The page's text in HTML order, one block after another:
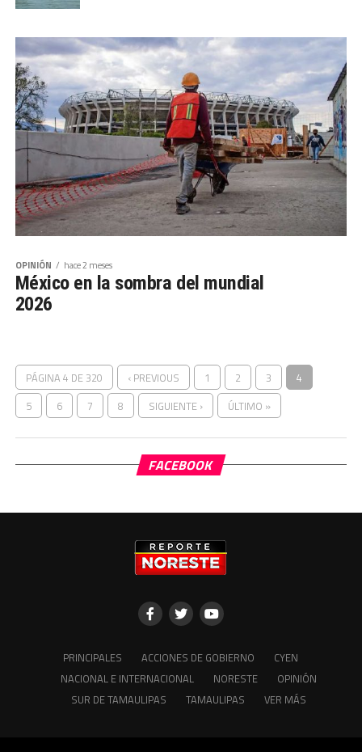
OPINIÓN hace 2 meses
México en la sombra del mundial
2026
PÁGINA 4 DE 320 ‹ PREVIOUS 1 2 3
4
5
6 7 8 SIGUIENTE › ÚLTIMO »
FACEBOOK
PRINCIPALES ACCIONES DE GOBIERNO
CYEN
NACIONAL E INTERNACIONAL
NORESTE
OPINIÓN
SUR DE TAMAULIPAS
TAMAULIPAS VER MÁS